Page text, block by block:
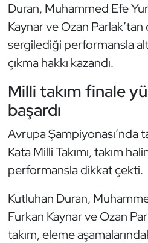
Duran, Muhammed Efe
Kaynar ve Ozan Parlak’tan
sergilediği performansla
çıkma hakkı kazandı.
Milli takım finale
başardı
Avrupa Şampiyonası’nda
Kata Milli Takımı, takım
performansla dikkat çekti.
Kutluhan Duran,
Furkan Kaynar ve Ozan
takım, eleme
Eskrim
Futbol
Genel
Golf
Güreş
Halter
Hava Sporları